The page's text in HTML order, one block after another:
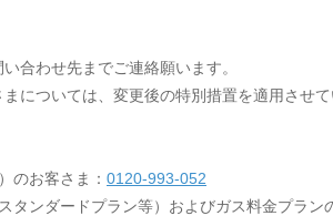
合わせ先までご連絡願います。
については、変更後の特別措置を適用させ
のお客さま： 0120-993-052
タンダードプラン等）およびガス料金プラン